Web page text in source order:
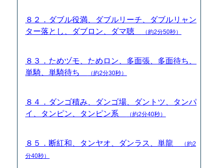
８２．ダブル役満、ダブルリーチ、ダブルリャン
ター落とし、ダブロン、ダマ聴
（約2分50秒）
８３．ためヅモ、ためロン、多面張、多面待ち、
単騎、単騎待ち
（約2分30秒）
８４．ダンゴ積み、ダンゴ場、ダントツ、タンパ
イ、タンピン、タンピン系
（約2分40秒）
８５．断紅和、タンヤオ、ダンラス、単龍
（約2
分40秒）